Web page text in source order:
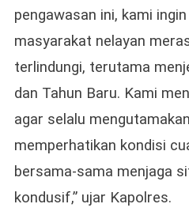
pengawasan ini, kami
masyarakat nelayan
terlindungi, terutama
dan Tahun Baru. Kami
agar selalu
memperhatikan kondisi
bersama-sama menjaga
kondusif,” ujar Kapolres.